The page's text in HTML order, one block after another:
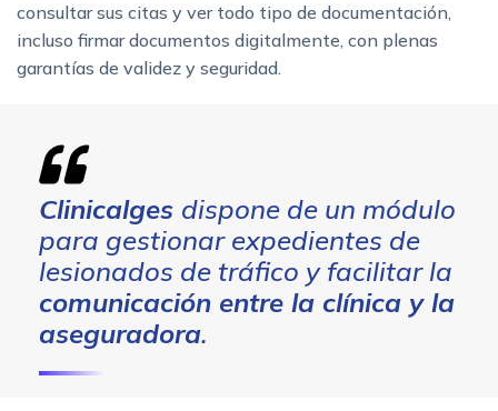
consultar sus citas y ver todo tipo de documentación,
incluso firmar documentos digitalmente, con plenas
garantías de validez y seguridad.
Clinicalges dispone de un módulo
para gestionar expedientes de
lesionados de tráfico y facilitar la
comunicación entre la clínica y la
aseguradora.